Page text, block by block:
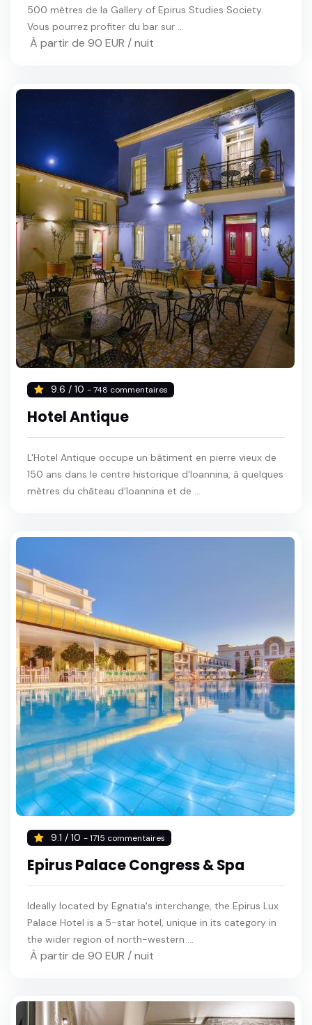
500 mètres de la Gallery of Epirus Studies Society.
Vous pourrez profiter du bar sur ...
À partir de 90 EUR / nuit
9.6 / 10 - 748 commentaires
Hotel Antique
L'Hotel Antique occupe un bâtiment en pierre vieux de
150 ans dans le centre historique d'Ioannina, à quelques
mètres du château d'Ioannina et de ...
9.1 / 10 - 1715 commentaires
Epirus Palace Congress & Spa
Ideally located by Egnatia's interchange, the Epirus Lux
Palace Hotel is a 5-star hotel, unique in its category in
the wider region of north-western ...
À partir de 90 EUR / nuit